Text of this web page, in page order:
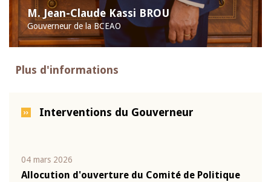
M. Jean-Claude Kassi BROU
Gouverneur de la BCEAO
Plus d'informations
Interventions du Gouverneur
04 mars 2026
Allocution d'ouverture du Comité de Politique